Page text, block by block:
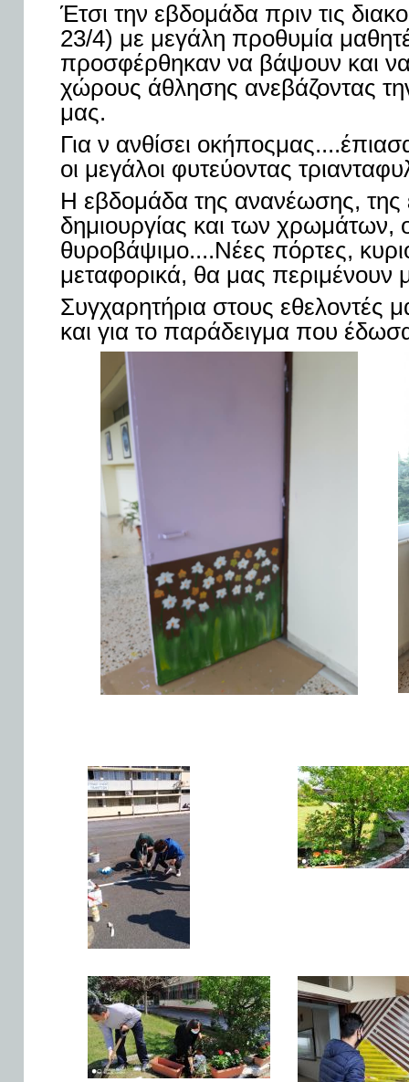
Έτσι την εβδομάδα πριν τις
23/4) με μεγάλη προθυμία
προσφέρθηκαν να βάψουν και
χώρους άθλησης ανεβάζοντας
μας.
Για ν ανθίσει
οι μεγάλοι φυτεύοντας
Η εβδομάδα της ανανέωσης, της
δημιουργίας και των χρωμάτων,
θυροβάψιμο....Νέες πόρτες,
μεταφορικά, θα μας περιμένουν
Συγχαρητήρια στους εθελοντές
και για το παράδειγμα που